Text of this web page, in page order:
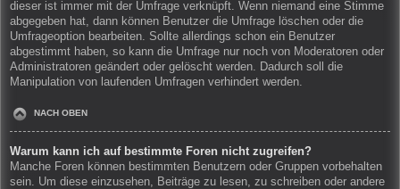
dieser ist immer mit der Umfrage verknüpft. Wenn niemand eine Stimme
abgegeben hat, dann können Benutzer die Umfrage löschen oder die
Umfrageoption bearbeiten. Sollte allerdings schon ein Benutzer
abgestimmt haben, so kann die Umfrage nur noch von Moderatoren oder
Administratoren geändert oder gelöscht werden. Dadurch soll die
Manipulation von laufenden Umfragen verhindert werden.
NACH OBEN
Warum kann ich auf bestimmte Foren nicht zugreifen?
Manche Foren können bestimmten Benutzern oder Gruppen vorbehalten
sein. Um diese einzusehen, Beiträge zu lesen, zu schreiben oder andere